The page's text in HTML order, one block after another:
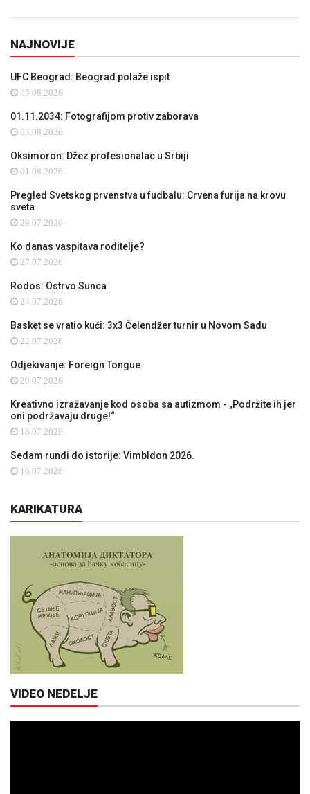
NAJNOVIJE
UFC Beograd: Beograd polaže ispit
05.08.2026
01.11.2034: Fotografijom protiv zaborava
03.08.2026
Oksimoron: Džez profesionalac u Srbiji
01.08.2026
Pregled Svetskog prvenstva u fudbalu: Crvena furija na krovu
sveta
29.07.2026
Ko danas vaspitava roditelje?
27.07.2026
Rodos: Ostrvo Sunca
24.07.2026
Basket se vratio kući: 3x3 Čelendžer turnir u Novom Sadu
22.07.2026
Odjekivanje: Foreign Tongue
20.07.2026
Kreativno izražavanje kod osoba sa autizmom - „Podržite ih jer
oni podržavaju druge!“
18.07.2026
Sedam rundi do istorije: Vimbldon 2026.
16.07.2026
KARIKATURA
VIDEO NEDELJE